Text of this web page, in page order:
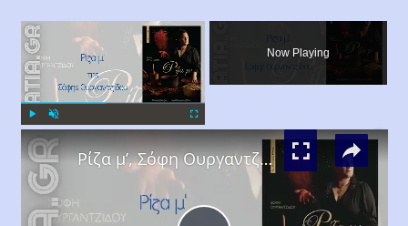
×
Now Playing
×
Ρίζα μ’, Σόφη Ουργαντζίδου